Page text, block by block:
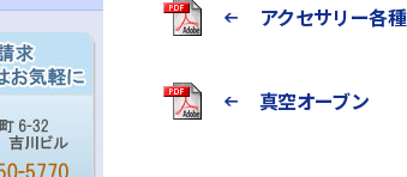
アクセサリー各種
真空オーブン